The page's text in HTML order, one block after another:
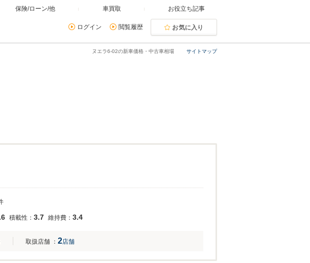
保険/ローン/他 車買取 お役立ち記事
ログイン 閲覧履歴 お気に入り
サイトマップ
ヌエラ6-02の新車価格・中古車相場
積載性： 3.7 維持費： 3.4
取扱店舗 ： 2店舗